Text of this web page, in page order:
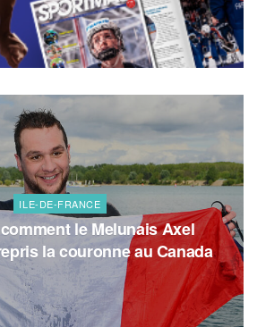
ILE-DE-FRANCE
le Melunais Axel
la couronne au Canada